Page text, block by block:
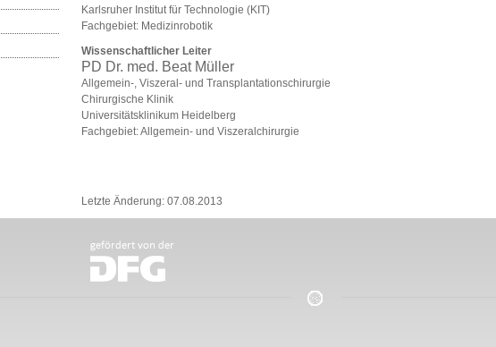
Karlsruher Institut für Technologie (KIT)
Fachgebiet: Medizinrobotik
Wissenschaftlicher Leiter
PD Dr. med. Beat Müller
Allgemein-, Viszeral- und Transplantationschirurgie
Chirurgische Klinik
Universitätsklinikum Heidelberg
Fachgebiet: Allgemein- und Viszeralchirurgie
Letzte Änderung: 07.08.2013